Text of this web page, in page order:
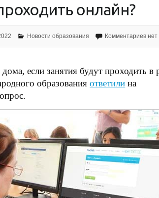
онлайн?
Новости образования Комментариев нет
если занятия будут проходить в
образованияответили на